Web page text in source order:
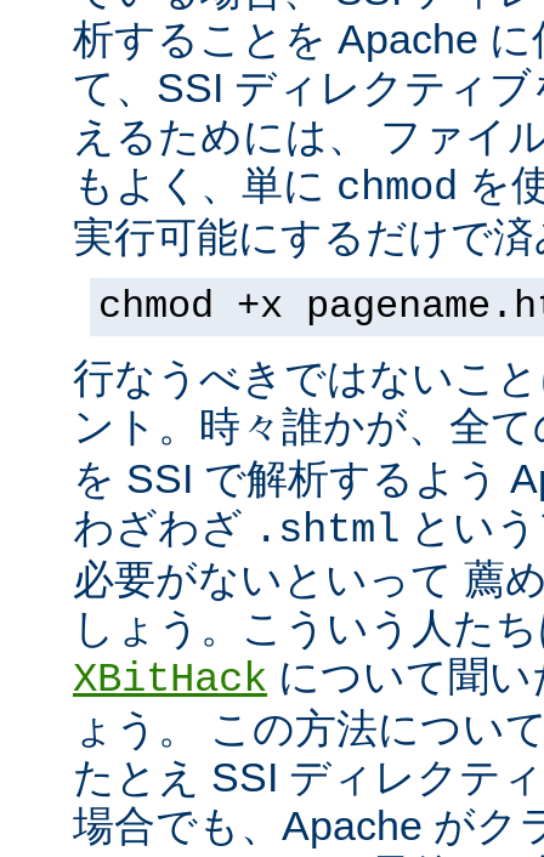
析することを Apache
て、SSI ディレクティ
えるためには、 ファイ
もよく、単に chmod を
実行可能にするだけで
chmod +x
行なうべきではないこ
ント。時々誰かが、全
を SSI で解析するよう
わざわざ .shtml とい
必要がないといって 薦
しょう。こういう人た
XBitHack について聞
ょう。 この方法につい
たとえ SSI ディレクテ
場合でも、Apache がク